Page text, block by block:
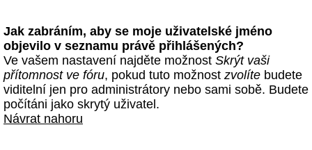
Jak zabráním, aby se moje uživatelské jméno
objevilo v seznamu právě přihlášených?
Ve vašem nastavení najděte možnost Skrýt vaši
přítomnost ve fóru, pokud tuto možnost zvolíte budete
viditelní jen pro administrátory nebo sami sobě. Budete
počítáni jako skrytý uživatel.
Návrat nahoru